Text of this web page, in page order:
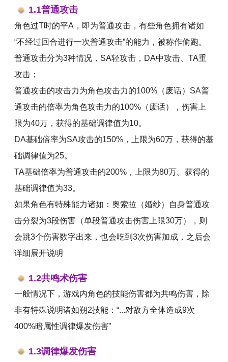
1.1普通攻击
角色过T时的平A，即为普通攻击，有些角色拥有诸如
“不经过回合进行一次普通攻击”的能力，被称作偷跑。
普通攻击分为3种情况，SA轻攻击，DA中攻击、TA重
攻击；
普通攻击的攻击力为角色攻击力的100%（废话）SA普
通攻击的倍率为角色攻击力的100%（废话），伤害上
限为40万，获得的基础调律值为10。
DA基础倍率为SA攻击的150%，上限为60万，获得的基
础调律值为25。
TA基础倍率为普通攻击的200%，上限为80万。获得的
基础调律值为33。
如果角色有特殊能力诸如：奥索拉（婚纱）自身普通攻
击分裂为3段伤害（单段普通攻击伤害上限30万），则
会跳3个伤害数字出来，也会吃到3次伤害加成，之后会
详细展开说明
1.2共鸣术伤害
一般情况下，游戏内角色的技能伤害都为共鸣伤害，除
非有特殊说明诸如朔2技能：“...对敌方全体造成9次
400%暗属性调律爆发伤害”
1.3调律爆发伤害